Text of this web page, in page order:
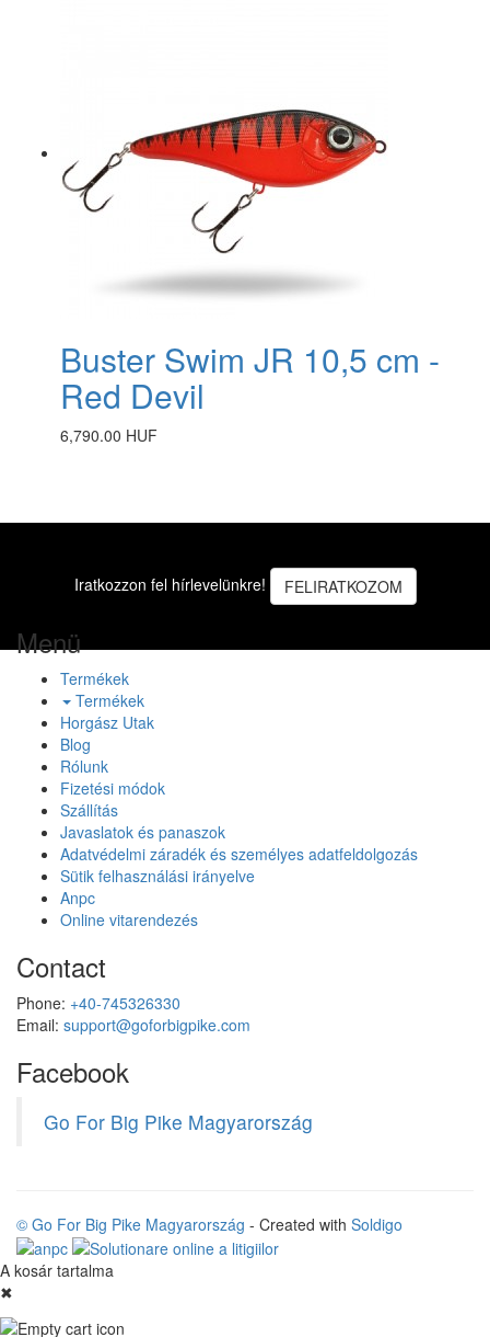
Buster Swim JR 10,5 cm -
Red Devil
6,790.00 HUF
Iratkozzon fel hírlevelünkre! FELIRATKOZOM
Menü
Termékek
Termékek
Horgász Utak
Blog
Rólunk
Fizetési módok
Szállítás
Javaslatok és panaszok
Adatvédelmi záradék és személyes adatfeldolgozás
Sütik felhasználási irányelve
Anpc
Online vitarendezés
Contact
Phone: +40-745326330
Email: support@goforbigpike.com
Facebook
Go For Big Pike Magyarország
© Go For Big Pike Magyarország - Created with Soldigo
A kosár tartalma
✖